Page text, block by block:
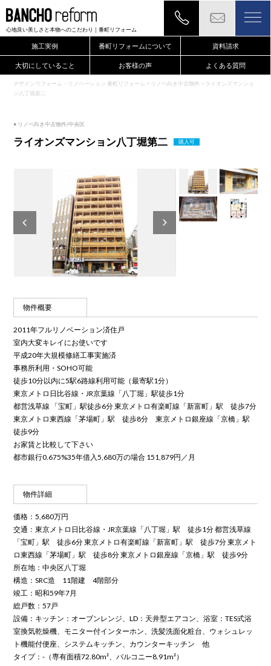
心地良い美しさと本物へのこだわり ｜番町リフォーム
施工実例 番町リフォームについて 資料請求
大切にしていること お客様の声 よくある質問
デザインリフォーム・リノベーション 番町リフォーム > リノベ向き中古物件 > ライオンズマンショ
ン八丁堀第二
● リノベ向き中古物件/中央区
ライオンズマンション八丁堀第二 購入可
物件概要
2011年フルリノベーション済住戸
室内大変キレイにお使いです
平成20年大規模修繕工事実施済
事務所利用・SOHO可能
徒歩10分以内に5駅6路線利用可能（最寄駅1分）
東京メトロ日比谷線・JR京葉線「八丁堀」駅徒歩1分
都営浅草線 「宝町」駅徒歩6分 東京メトロ有楽町線「新富町」駅 徒歩7分
東京メトロ東西線「茅場町」駅 徒歩8分 東京メトロ銀座線「京橋」駅
徒歩9分
お家賃と比較して下さい
都市銀行0.675%35年借入5,680万の場合 151,879円／月
物件詳細
価格：5,680万円
交通：東京メトロ日比谷線・JR京葉線「八丁堀」駅 徒歩1分 都営浅草線
「宝町」駅 徒歩6分 東京メトロ有楽町線「新富町」駅 徒歩7分 東京メト
ロ東西線「茅場町」駅 徒歩8分 東京メトロ銀座線「京橋」駅 徒歩9分
所在地：中央区八丁堀
構造：SRC造 11階建 4階部分
竣工：昭和59年7月
総戸数：57戸
設備：キッチン：オーブンレンジ、LD：天井型エアコン、浴室：TES式浴
室換気乾燥機、モニター付インターホン、洗髪洗面化粧台、ウォシュレッ
ト機能付便座、システムキッチン、カウンターキッチン 他
タイプ：-（専有面積72.80m²、バルコニー8.91m²）